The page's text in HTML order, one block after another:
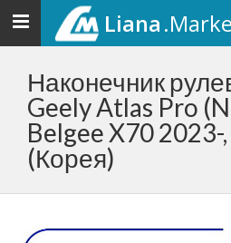
Toggle
navigation
Liana
Наконечник
Geely Atlas Pro
Belgee X70 2023-
(Корея)